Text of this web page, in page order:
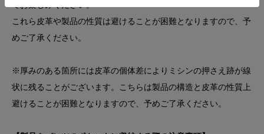
これら皮革や製品の性質は避けることが困難となりますので、予
めご了承ください。
※厚みのある箇所には皮革の個体差によりミシンの押さえ跡が線
状に残ることがございます。こちらは製品の構造と皮革の性質上
避けることが困難となりますので、予めご了承ください。